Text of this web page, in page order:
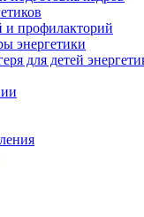
и профилакторий
энергетики
для детей